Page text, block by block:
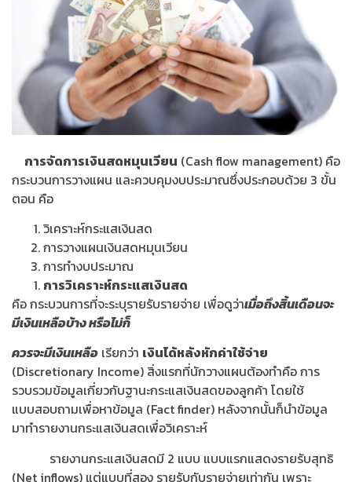
การจัดการเงินสดหมุนเวียน (Cash flow management) คือ
กระบวนการวางแผน และควบคุมงบประมาณซึ่งประกอบด้วย 3 ขั้น
ตอน คือ
วิเคราะห์กระแสเงินสด
การวางแผนเงินสดหมุนเวียน
การทำงบประมาณ
การวิเคราะห์กระแสเงินสด
คือ กระบวนการที่จะระบุรายรับรายจ่าย เพื่อดูว่าเมื่อถึงสิ้นเดือนจะ
มีเงินเหลือบ้าง หรือไม่ก็
ควรจะมีเงินเหลือ เรียกว่า เงินได้หลังหักค่าใช้จ่าย
(Discretionary Income) สิ่งแรกที่นักวางแผนต้องทำคือ การ
รวบรวมข้อมูลเกี่ยวกับฐานะกระแสเงินสดของลูกค้า โดยใช้
แบบสอบถามเพื่อหาข้อมูล (Fact finder) หลังจากนั้นก็นำข้อมูล
มาทำรายงานกระแสเงินสดเพื่อวิเคราะห์
รายงานกระแสเงินสดมี 2 แบบ แบบแรกแสดงรายรับสุทธิ
(Net inflows) แต่แบบที่สอง รายรับกับรายจ่ายเท่ากัน เพราะ